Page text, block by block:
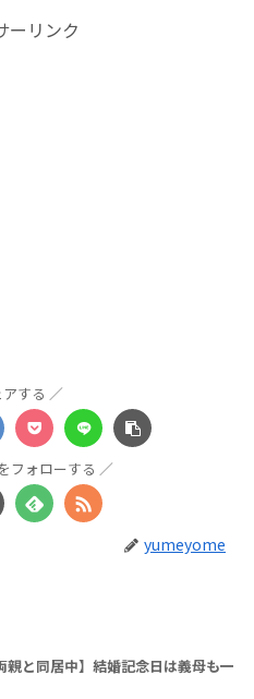
ーリンク
する
フォローする
yumeyome
親と同居中】結婚記念日は義母も一